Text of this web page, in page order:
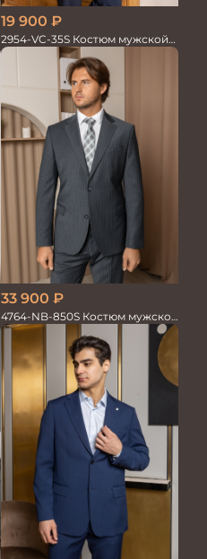
19 900 ₽
2954-VC-35S Костюм мужской
двойка
33 900 ₽
4764-NB-850S Костюм мужской
двойка в полоску